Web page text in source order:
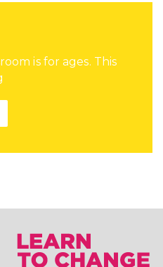
is for ages. This